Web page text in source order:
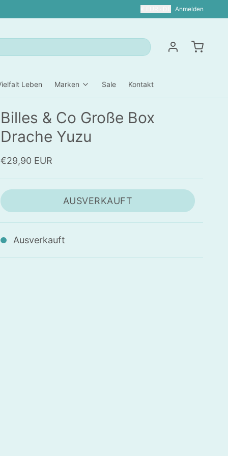
Anmelden
Leben Marken Sale Kontakt
Billes & Co Große Box
Drache Yuzu
€29,90 EUR
AUSVERKAUFT
Ausverkauft